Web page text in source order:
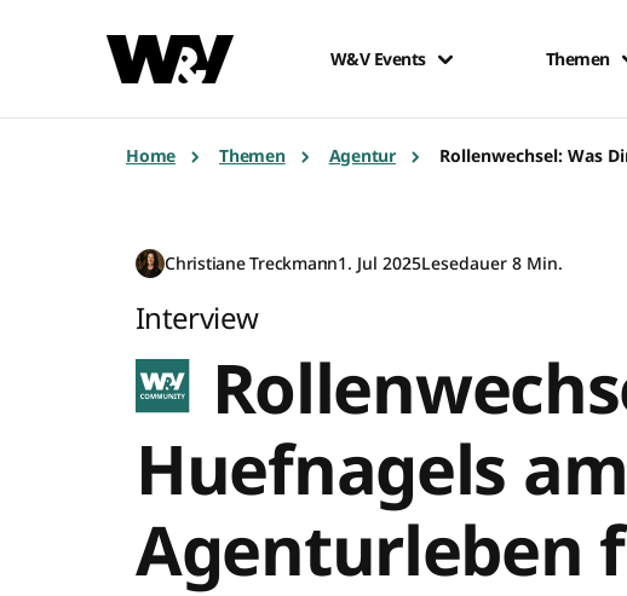
W&V Events Themen
Home Themen Agentur Rollenwechsel: Was
Christiane Treckmann1. Jul 2025Lesedauer 8 Min.
Interview
Huefnagels am
Agenturleben